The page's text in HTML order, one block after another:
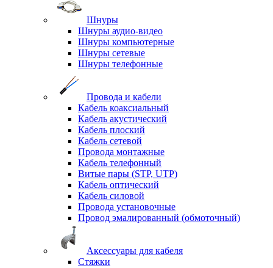
Шнуры
Шнуры аудио-видео
Шнуры компьютерные
Шнуры сетевые
Шнуры телефонные
Провода и кабели
Кабель коаксиальный
Кабель акустический
Кабель плоский
Кабель сетевой
Провода монтажные
Кабель телефонный
Витые пары (STP, UTP)
Кабель оптический
Кабель силовой
Провода установочные
Провод эмалированный (обмоточный)
Аксессуары для кабеля
Стяжки